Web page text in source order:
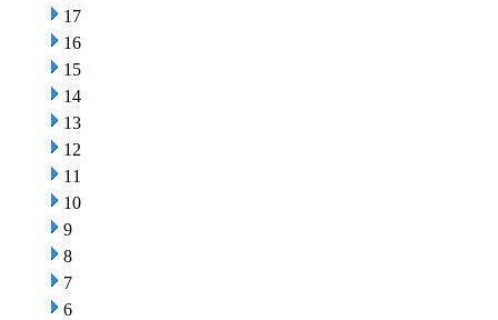
17
16
15
14
13
12
11
10
9
8
7
6